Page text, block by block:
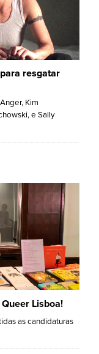
resgatar
Kim
e Sally
Lisboa!
as candidaturas